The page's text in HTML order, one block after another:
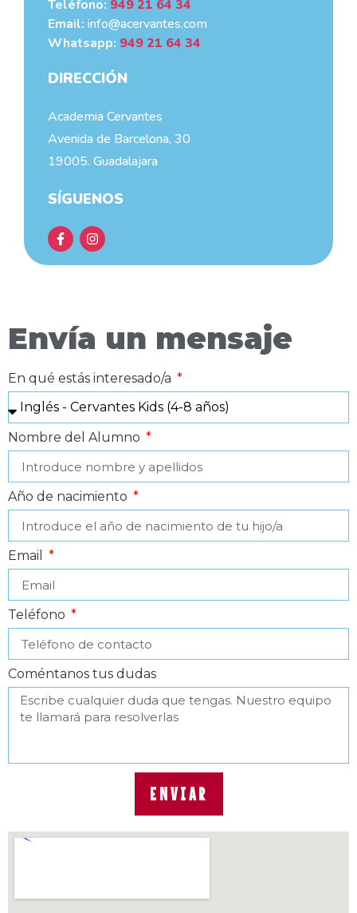
Teléfono: 949 21 64 34
Email: info@acervantes.com
Whatsapp: 949 21 64 34
DIRECCIÓN
Academia Cervantes
Avenida de Barcelona, 30
19005. Guadalajara
SÍGUENOS
Envía un mensaje
En qué estás interesado/a
Nombre del Alumno
Año de nacimiento
Email
Teléfono
Coméntanos tus dudas
ENVIAR